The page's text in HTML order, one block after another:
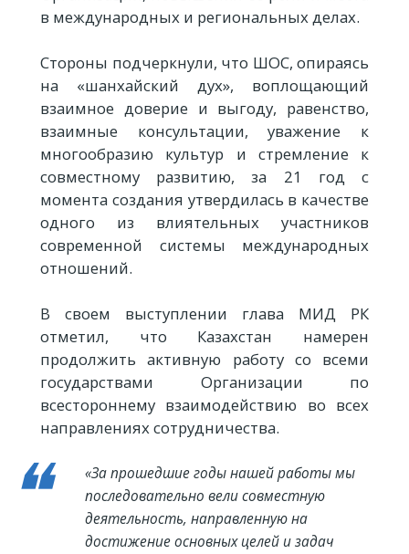
в международных и региональных делах.
Стороны подчеркнули, что ШОС, опираясь
на «шанхайский дух», воплощающий
взаимное доверие и выгоду, равенство,
взаимные консультации, уважение к
многообразию культур и стремление к
совместному развитию, за 21 год с
момента создания утвердилась в качестве
одного из влиятельных участников
современной системы международных
отношений.
В своем выступлении глава МИД РК
отметил, что Казахстан намерен
продолжить активную работу со всеми
государствами Организации по
всестороннему взаимодействию во всех
направлениях сотрудничества.
«За прошедшие годы нашей работы мы
последовательно вели совместную
деятельность, направленную на
достижение основных целей и задач